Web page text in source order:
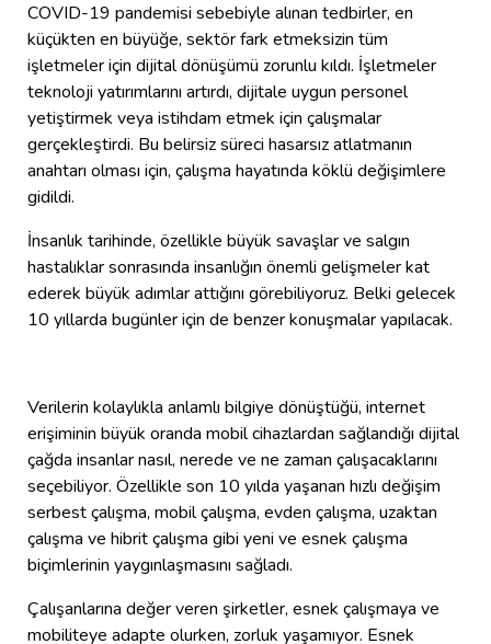
COVID-19 pandemisi sebebiyle alınan tedbirler, en
küçükten en büyüğe, sektör fark etmeksizin tüm
işletmeler için dijital dönüşümü zorunlu kıldı. İşletmeler
teknoloji yatırımlarını artırdı, dijitale uygun personel
yetiştirmek veya istihdam etmek için çalışmalar
gerçekleştirdi. Bu belirsiz süreci hasarsız atlatmanın
anahtarı olması için, çalışma hayatında köklü değişimlere
gidildi.
İnsanlık tarihinde, özellikle büyük savaşlar ve salgın
hastalıklar sonrasında insanlığın önemli gelişmeler kat
ederek büyük adımlar attığını görebiliyoruz. Belki gelecek
10 yıllarda bugünler için de benzer konuşmalar yapılacak.
Verilerin kolaylıkla anlamlı bilgiye dönüştüğü, internet
erişiminin büyük oranda mobil cihazlardan sağlandığı dijital
çağda insanlar nasıl, nerede ve ne zaman çalışacaklarını
seçebiliyor. Özellikle son 10 yılda yaşanan hızlı değişim
serbest çalışma, mobil çalışma, evden çalışma, uzaktan
çalışma ve hibrit çalışma gibi yeni ve esnek çalışma
biçimlerinin yaygınlaşmasını sağladı.
Çalışanlarına değer veren şirketler, esnek çalışmaya ve
mobiliteye adapte olurken, zorluk yaşamıyor. Esnek